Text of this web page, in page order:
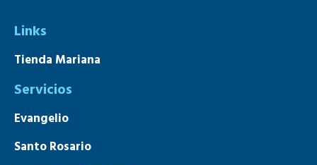
Links
Tienda Mariana
Servicios
Evangelio
Santo Rosario